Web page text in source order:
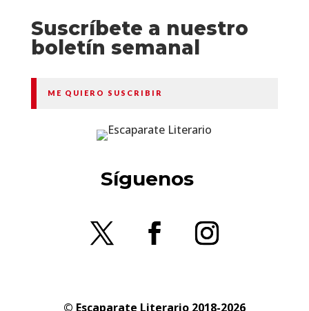
Suscríbete a nuestro
boletín semanal
ME QUIERO SUSCRIBIR
Síguenos
© Escaparate Literario 2018-2026